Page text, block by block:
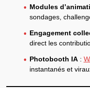
Modules
sondages,
Engagement
direct les
Photobooth IA:
instantanés et